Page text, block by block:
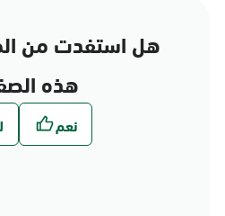
هل استفدت من
هذه